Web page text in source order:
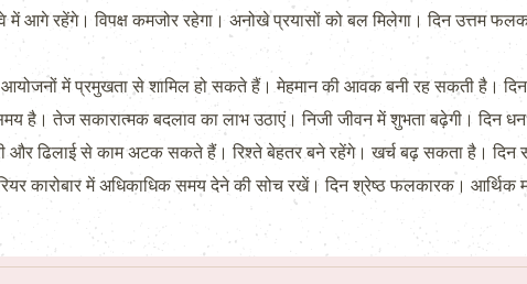
आगे रहेंगे। विपक्ष कमजोर रहेगा। अनोखे प्रयासों को बल मिलेगा। दिन उत्तम
में प्रमुखता से शामिल हो सकते हैं। मेहमान की आवक बनी रह सकती है।
तेज सकारात्मक बदलाव का लाभ उठाएं। निजी जीवन में शुभता बढ़ेगी। दिन
ढिलाई से काम अटक सकते हैं। रिश्ते बेहतर बने रहेंगे। खर्च बढ़ सकता है। दिन
कारोबार में अधिकाधिक समय देने की सोच रखें। दिन श्रेष्ठ फलकारक। आर्थिक